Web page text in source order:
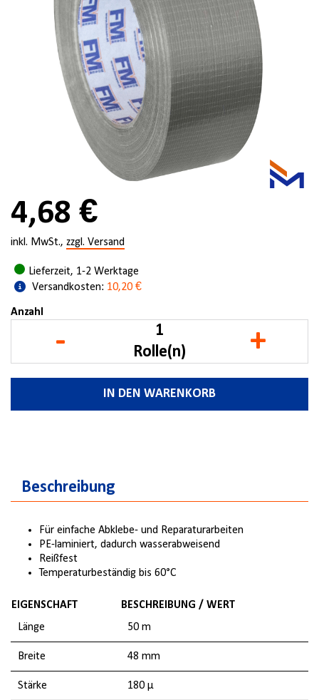
4,68 €
inkl. MwSt., zzgl. Versand
Lieferzeit, 1-2 Werktage
Versandkosten: 10,20 €
Anzahl
- Rolle(n) +
IN DEN WARENKORB
Beschreibung
Für einfache Abklebe- und Reparaturarbeiten
PE-laminiert, dadurch wasserabweisend
Reißfest
Temperaturbeständig bis 60°C
EIGENSCHAFT
BESCHREIBUNG / WERT
Länge
50 m
Breite 48 mm
Stärke 180 µ